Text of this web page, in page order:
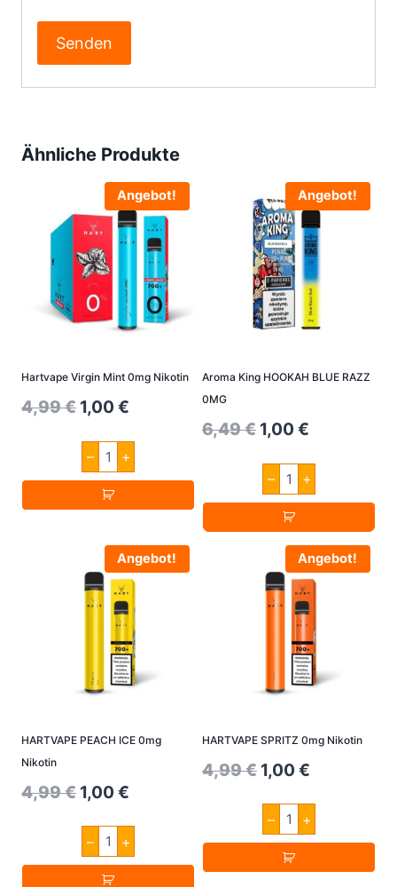
Ähnliche Produkte
Angebot!
Hartvape Virgin Mint 0mg Nikotin
4,99€ Original
was:
4,99 €.
1,00 €
is:
1,00 €.
–
Hartvape
Virgin
Mint
0mg
Nikotin
+
Angebot!
Aroma King HOOKAH BLUE RAZZ
0MG
6,49€ Original
was:
6,49 €.
1,00 €
is:
1,00 €.
–
Aroma
King
HOOKAH
BLUE
RAZZ
0MG
Menge
+
Angebot!
HARTVAPE PEACH ICE 0mg
Nikotin
4,99€ Original
was:
4,99 €.
1,00 €
is:
1,00 €.
–
HARTVAPE
PEACH
ICE
0mg
+
Angebot!
HARTVAPE SPRITZ 0mg Nikotin
4,99€ Original
was:
4,99 €.
1,00 €
is:
1,00 €.
–
HARTVAPE
SPRITZ
0mg
Nikotin
Menge
+